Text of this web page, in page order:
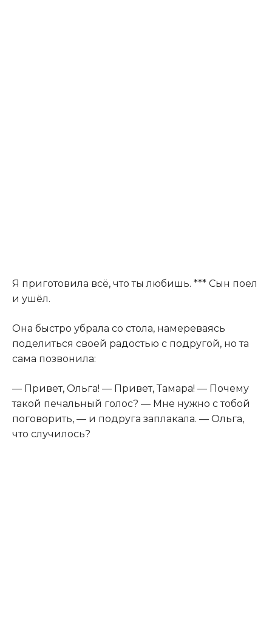
Я приготовила всё, что ты любишь. *** Сын поел
и ушёл.
Она быстро убрала со стола, намереваясь
поделиться своей радостью с подругой, но та
сама позвонила:
— Привет, Ольга! — Привет, Тамара! — Почему
такой печальный голос? — Мне нужно с тобой
поговорить, — и подруга заплакала. — Ольга,
что случилось?